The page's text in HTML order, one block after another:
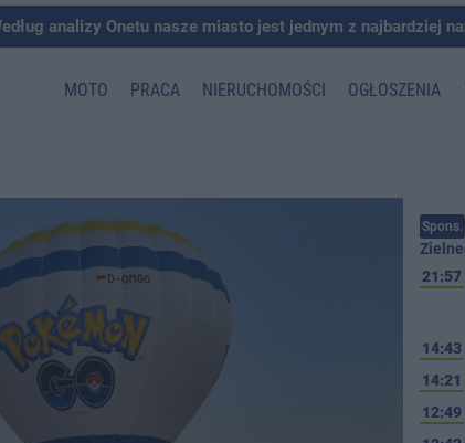
analizy Onetu nasze miasto jest jednym z najbardziej
MOTO PRACA NIERUCHOMOŚCI OGŁOSZENIA
Spons.
21:57
14:43
14:21
12:49